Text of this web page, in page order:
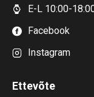
E-L 10:00-
Facebook
Instagram
Ettevõte